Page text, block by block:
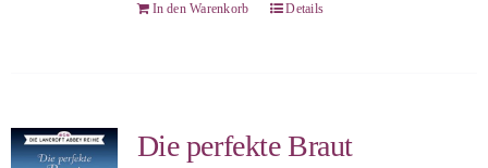
In den Warenkorb Details
Die perfekte Braut